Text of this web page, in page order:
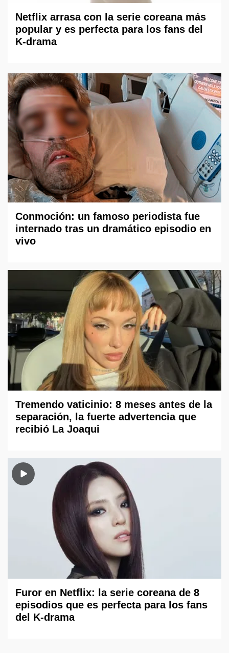
Netflix arrasa con la serie coreana más
popular y es perfecta para los fans del
K-drama
Conmoción: un famoso periodista fue
internado tras un dramático episodio en
vivo
Tremendo vaticinio: 8 meses antes de la
separación, la fuerte advertencia que
recibió La Joaqui
Furor en Netflix: la serie coreana de 8
episodios que es perfecta para los fans
del K-drama